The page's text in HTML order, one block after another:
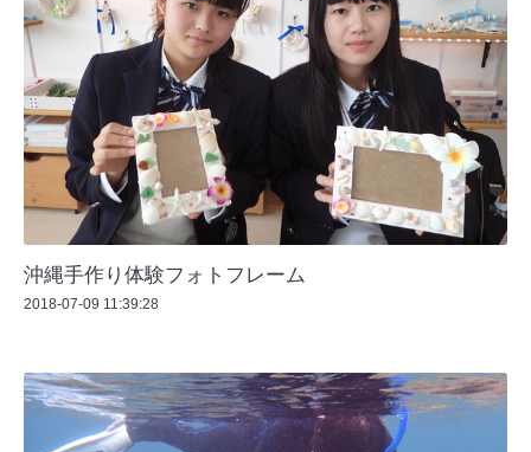
沖縄手作り体験フォトフレーム
2018-07-09 11:39:28